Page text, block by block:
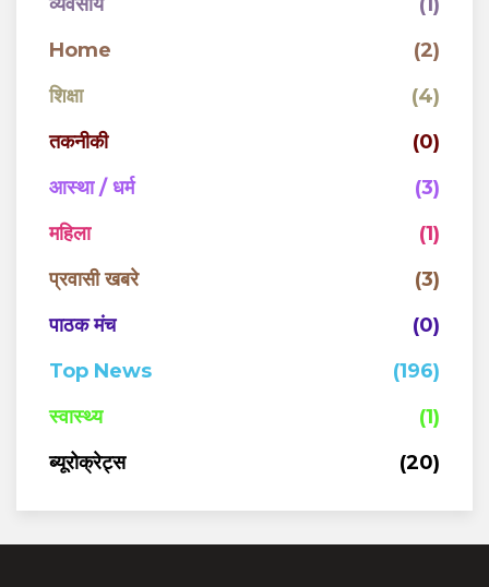
Home
(2)
शिक्षा
(4)
तकनीकी
(0)
आस्था / धर्म
(3)
महिला
(1)
प्रवासी खबरे
(3)
पाठक मंच
(0)
Top News
(196)
स्वास्थ्य
(1)
ब्यूरोक्रेट्स
(20)